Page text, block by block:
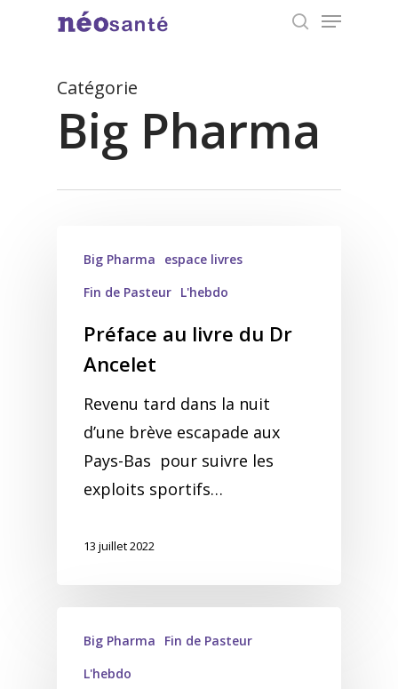
content
Menu
Catégorie
Big Pharma
Big Pharma
espace livres
Fin de Pasteur L'hebdo
Préface au livre du Dr
Ancelet
Revenu tard dans la nuit
d’une brève escapade aux
Pays-Bas pour suivre les
exploits sportifs…
13 juillet 2022
Big Pharma
Fin de Pasteur
L'hebdo